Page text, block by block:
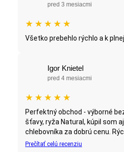
pred 3 mesiacmi
★ ★ ★ ★ ★
Všetko prebehlo rýchlo a k
Igor Knietel
pred 4 mesiacmi
★ ★ ★ ★ ★
Perfektný obchod - výborné
šťavy, ryža Natural, kúpil som
chlebovníka za dobrú cenu.
Prečítať celú recenziu